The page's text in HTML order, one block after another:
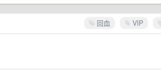
回血 VIP